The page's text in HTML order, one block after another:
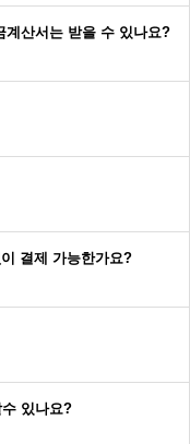
계산서는 받을 수 있나요?
결제 가능한가요?
있나요?